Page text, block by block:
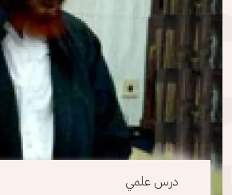
درس علمي